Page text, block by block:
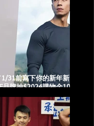
1/31前寫下你的新年新
品牌抽$2024購物金10